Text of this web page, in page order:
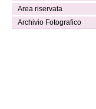
Area riservata
Archivio Fotografico